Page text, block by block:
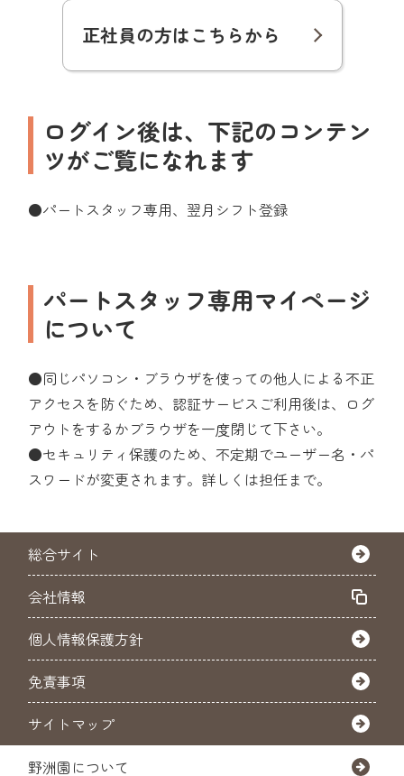
正社員の方はこちらから
ログイン後は、下記のコンテン
ツがご覧になれます
●パートスタッフ専用、翌月シフト登録
パートスタッフ専用マイページ
について
●同じパソコン・ブラウザを使っての他人による不正
アクセスを防ぐため、認証サービスご利用後は、ログ
アウトをするかブラウザを一度閉じて下さい。
●セキュリティ保護のため、不定期でユーザー名・パ
スワードが変更されます。詳しくは担任まで。
総合サイト
会社情報
個人情報保護方針
免責事項
サイトマップ
野洲園について